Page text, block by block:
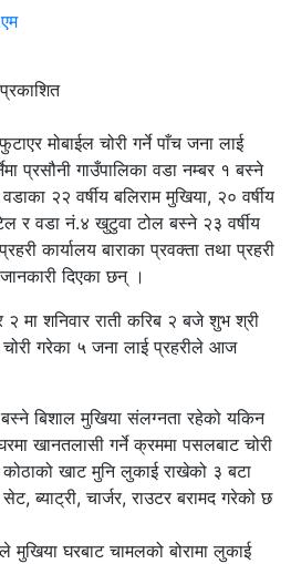
मोबाईल चोरी गर्ने पाँच जना लाई
प्रसौनी गाउँपालिका वडा नम्बर १ बस्ने
२२ वर्षीय बलिराम मुखिया, २० वर्षीय
र वडा नं.४ खुटुवा टोल बस्ने २३ वर्षीय
कार्यालय बाराका प्रवक्ता तथा प्रहरी
दिएका छन् ।
२ मा शनिवार राती करिब २ बजे शुभ श्री
गरेका ५ जना लाई प्रहरीले आज
बिशाल मुखिया संलग्नता रहेको यकिन
खानतलासी गर्ने क्रममा पसलबाट चोरी
खाट मुनि लुकाई राखेको ३ बटा
ब्याट्री, चार्जर, राउटर बरामद गरेको छ
मुखिया घरबाट चामलको बोरामा लुकाई